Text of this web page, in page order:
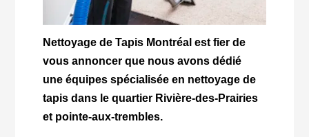
Nettoyage de Tapis Montréal est fier de
vous annoncer que nous avons dédié
une équipes spécialisée en nettoyage de
tapis dans le quartier Rivière-des-Prairies
et pointe-aux-trembles.